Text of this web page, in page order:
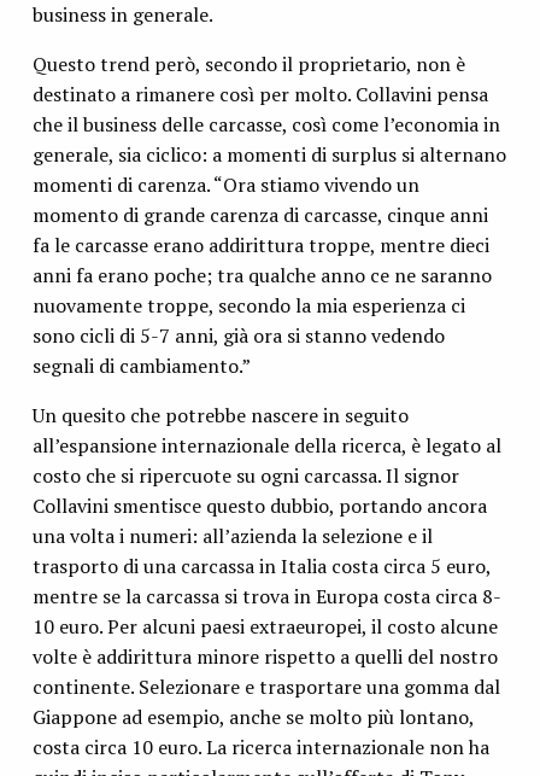
business in generale.
Questo trend però, secondo il proprietario, non è
destinato a rimanere così per molto. Collavini pensa
che il business delle carcasse, così come l’economia in
generale, sia ciclico: a momenti di surplus si alternano
momenti di carenza. “Ora stiamo vivendo un
momento di grande carenza di carcasse, cinque anni
fa le carcasse erano addirittura troppe, mentre dieci
anni fa erano poche; tra qualche anno ce ne saranno
nuovamente troppe, secondo la mia esperienza ci
sono cicli di 5-7 anni, già ora si stanno vedendo
segnali di cambiamento.”
Un quesito che potrebbe nascere in seguito
all’espansione internazionale della ricerca, è legato al
costo che si ripercuote su ogni carcassa. Il signor
Collavini smentisce questo dubbio, portando ancora
una volta i numeri: all’azienda la selezione e il
trasporto di una carcassa in Italia costa circa 5 euro,
mentre se la carcassa si trova in Europa costa circa 8-
10 euro. Per alcuni paesi extraeuropei, il costo alcune
volte è addirittura minore rispetto a quelli del nostro
continente. Selezionare e trasportare una gomma dal
Giappone ad esempio, anche se molto più lontano,
costa circa 10 euro. La ricerca internazionale non ha